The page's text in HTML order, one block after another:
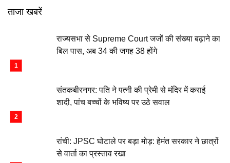
ताजा खबरें
राज्यसभा से Supreme Court जजों की संख्या बढ़ाने का
बिल पास, अब 34 की जगह 38 होंगे
संतकबीरनगर: पति ने पत्नी की प्रेमी से मंदिर में कराई
शादी, पांच बच्चों के भविष्य पर उठे सवाल
रांची: JPSC घोटाले पर बड़ा मोड़: हेमंत सरकार ने छात्रों
से वार्ता का प्रस्ताव रखा